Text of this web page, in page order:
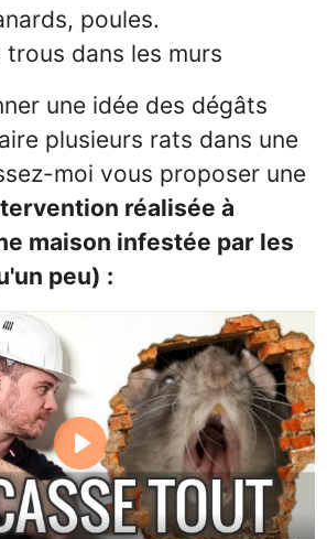
poules.
trous dans les murs
une idée des dégâts
plusieurs rats dans une
moi vous proposer une
réalisée à
maison infestée par les
peu) :
Play